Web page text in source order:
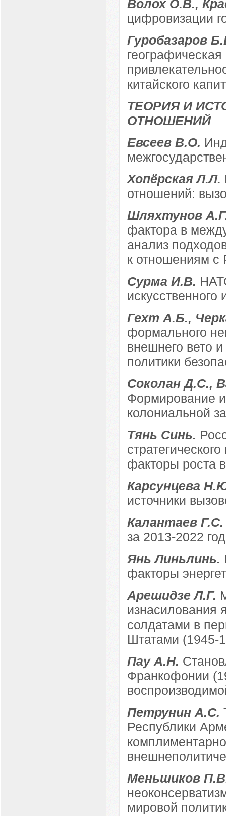
Волох О.В.,
цифровизации
Гуробазаров
китайского
ТЕОРИЯ И
ОТНОШЕНИЙ
Евсеев В.О.
Хопёрская Л.Л.
отношений:
Шляхтунов
фактора в
анализ
к отношениям с
Сурма И.В.
искусственного
Гехт А.Б.,
формального
внешнего вето
политики
Соколан Д.С.,
Формирование и
колониальной
Тянь Синь.
факторы роста
Карсунцева
источники
Калантаев
за 2013-2022 год
Янь Линьлинь.
факторы
Арешидзе Л.Г.
изнасилования
солдатами в
Штатами (1945-
Пау А.Н.
Франкофонии
Петрунин А.С.
Республики
Меньшиков
мировой